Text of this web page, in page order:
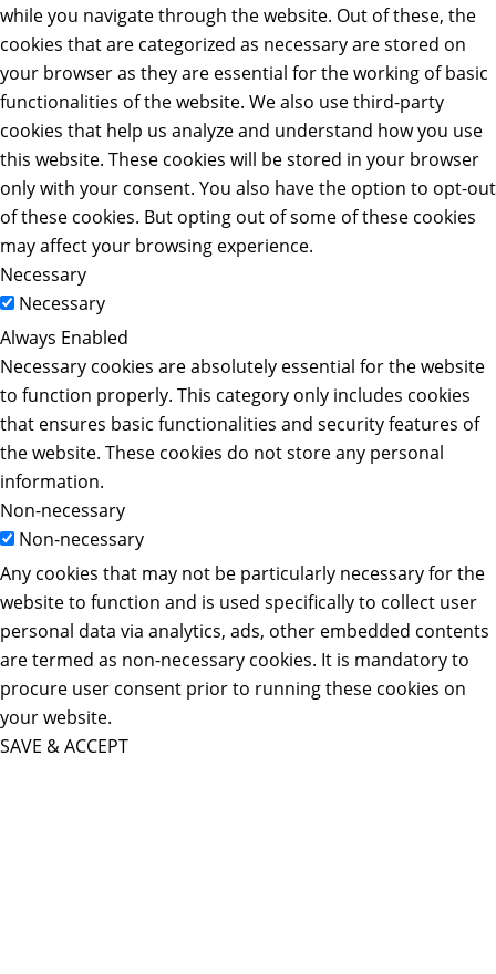
while you navigate through the website. Out of these, the
cookies that are categorized as necessary are stored on
your browser as they are essential for the working of basic
functionalities of the website. We also use third-party
cookies that help us analyze and understand how you use
this website. These cookies will be stored in your browser
only with your consent. You also have the option to opt-out
of these cookies. But opting out of some of these cookies
may affect your browsing experience.
Necessary
Necessary
Always Enabled
Necessary cookies are absolutely essential for the website
to function properly. This category only includes cookies
that ensures basic functionalities and security features of
the website. These cookies do not store any personal
information.
Non-necessary
Non-necessary
Any cookies that may not be particularly necessary for the
website to function and is used specifically to collect user
personal data via analytics, ads, other embedded contents
are termed as non-necessary cookies. It is mandatory to
procure user consent prior to running these cookies on
your website.
SAVE & ACCEPT